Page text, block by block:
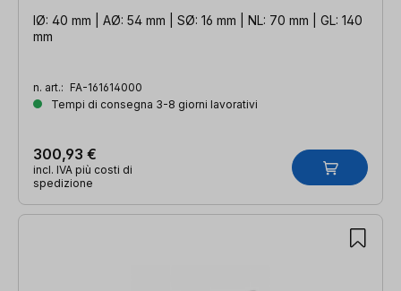
IØ: 40 mm | AØ: 54 mm | SØ: 16 mm | NL: 70 mm | GL: 140
mm
n. art.: FA-161614000
Tempi di consegna 3-8 giorni lavorativi
300,93 €
incl. IVA più costi di
spedizione